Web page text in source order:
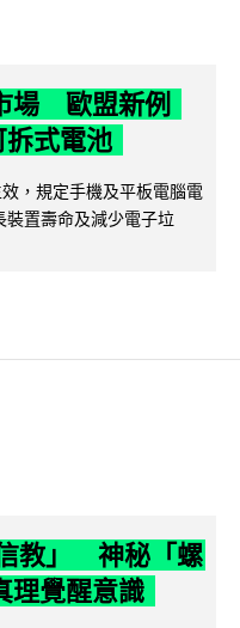
場 歐盟新例
式電池
，規定手機及平板電腦電
置壽命及減少電子垃
教」 神秘「螺
理覺醒意識